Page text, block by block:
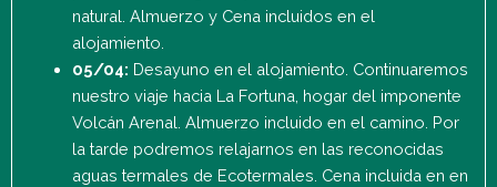
natural. Almuerzo y Cena incluidos en el
alojamiento.
05/04: Desayuno en el alojamiento. Continuaremos
nuestro viaje hacia La Fortuna, hogar del imponente
Volcán Arenal. Almuerzo incluido en el camino. Por
la tarde podremos relajarnos en las reconocidas
aguas termales de Ecotermales. Cena incluida en en